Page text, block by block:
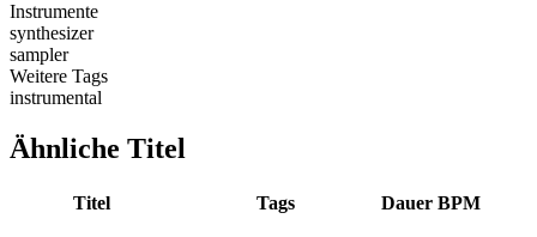
Instrumente
synthesizer
sampler
Weitere Tags
instrumental
Ähnliche Titel
Titel Tags Dauer BPM